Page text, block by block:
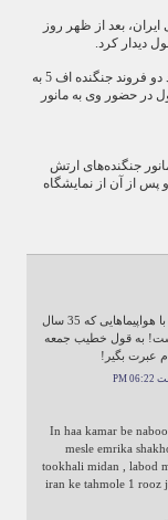
بعد از ظهر روز
دیدار کرد.
خبرگزاری فارس گزارش می‌دهد دو فروند جنگنده اف 5 به
در حضور وی به مانور
جنگنده‌های ارتش
پس از آن از نمایشگاه
شاخه و شانه کشیدن برای امریکا با هواپیماهایی که 35 سال
است! به قول خطیب جمعه
عبرت بگیر!
In haa kamar be
mesle emrika
tookhali midan , labod
iran ke tahmole 1 rooz